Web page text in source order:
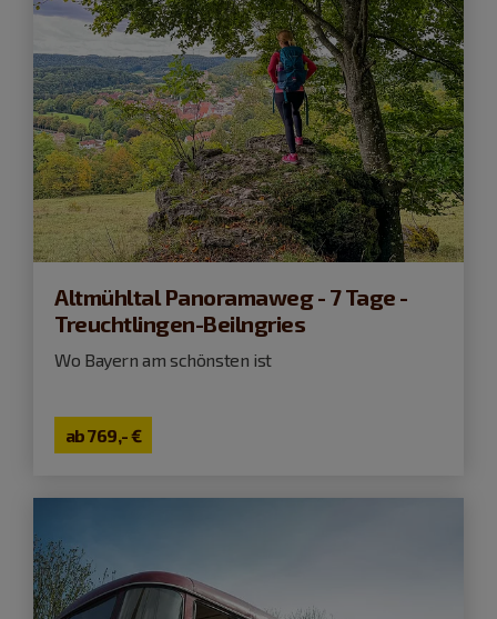
Altmühltal Panoramaweg - 7 Tage -
Treuchtlingen-Beilngries
Wo Bayern am schönsten ist
ab769,- €